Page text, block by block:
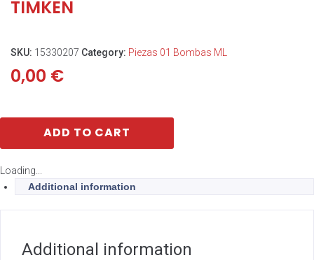
TIMKEN
SKU: 15330207 Category: Piezas 01 Bombas ML
0,00 €
ADD TO CART
Loading...
Additional information
Additional information